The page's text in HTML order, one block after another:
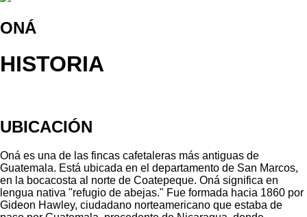
ONÁ
HISTORIA
UBICACIÓN
Oná es una de las fincas cafetaleras más antiguas de
Guatemala. Está ubicada en el departamento de San Marcos,
en la bocacosta al norte de Coatepeque. Oná significa en
lengua nativa "refugio de abejas." Fue formada hacia 1860 por
Gideon Hawley, ciudadano norteamericano que estaba de